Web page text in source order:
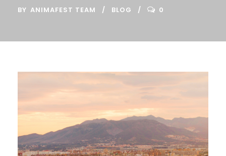
BY ANIMAFEST TEAM BLOG 0